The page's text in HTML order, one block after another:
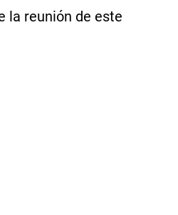
la reunión de este